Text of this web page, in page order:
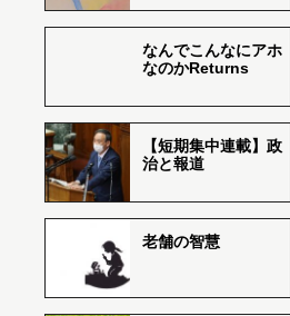
なんでこんなにアホ
なのかReturns
【短期集中連載】政
治と報道
老舗の智慧